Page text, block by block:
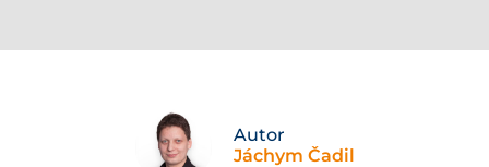
Autor
Jáchym Čadil